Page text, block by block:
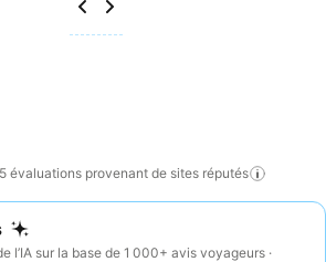
évaluations provenant de sites réputés
l’IA sur la base de 1 000+ avis voyageurs ·